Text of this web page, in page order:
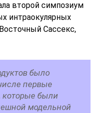
второй симпозиум
интраокулярных
Сассекс,
было
первые
которые были
модельной